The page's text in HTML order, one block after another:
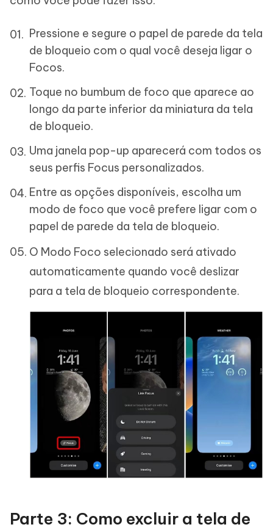
Pressione e segure o papel de parede da tela
de bloqueio com o qual você deseja ligar o
Focos.
Toque no bumbum de foco que aparece ao
longo da parte inferior da miniatura da tela
de bloqueio.
Uma janela pop-up aparecerá com todos os
seus perfis Focus personalizados.
Entre as opções disponíveis, escolha um
modo de foco que você prefere ligar com o
papel de parede da tela de bloqueio.
O Modo Foco selecionado será ativado
automaticamente quando você deslizar
para a tela de bloqueio correspondente.
Parte 3: Como excluir a tela de